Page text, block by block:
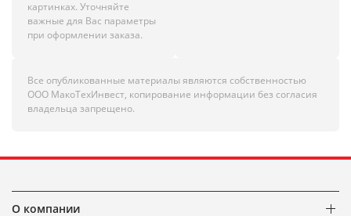
картинках. Уточняйте
важные для Вас параметры
при оформлении заказа.
Все опубликованные материалы являются собственностью
ООО МакоТехИнвест, копирование информации без согласия
владельца запрещено.
О компании